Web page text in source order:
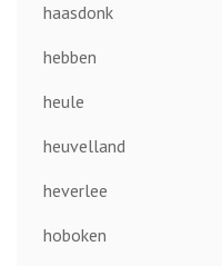
haasdonk
hebben
heule
heuvelland
heverlee
hoboken